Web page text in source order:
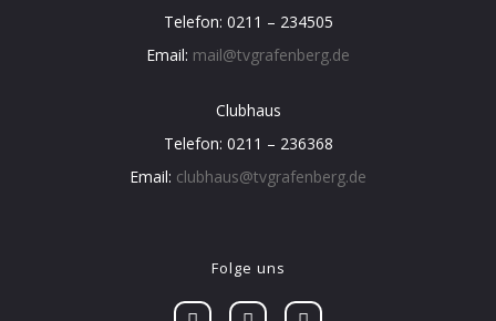
Telefon: 0211 – 234505
Email: mail@tvgrafenberg.de
Clubhaus
Telefon: 0211 – 236368
Email: clubhaus@tvgrafenberg.de
Folge uns